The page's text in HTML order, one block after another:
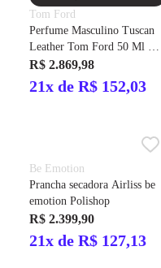
Tom Ford
Perfume Masculino Tuscan
Leather Tom Ford 50 Ml Eau
De Parfum
R$ 2.869,98
21x de R$ 152,03
Be Emotion
Prancha secadora Airliss be
emotion Polishop
R$ 2.399,90
21x de R$ 127,13